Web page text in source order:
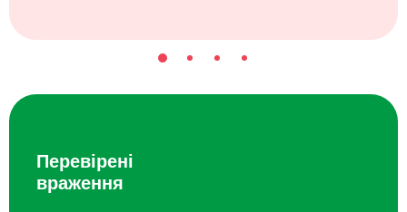
Перевірені
враження